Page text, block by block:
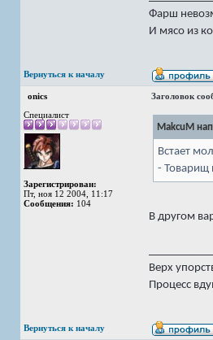
Фарш
И мясо из
Вернуться к началу
onics Заголовок
Специалист
Зарегистрирован:
Пт, ноя 12 2004, 11:17
Сообщения: 104
MakcuM
Встает
- Товарищ
В другом
Верх
Процесс
Вернуться к началу